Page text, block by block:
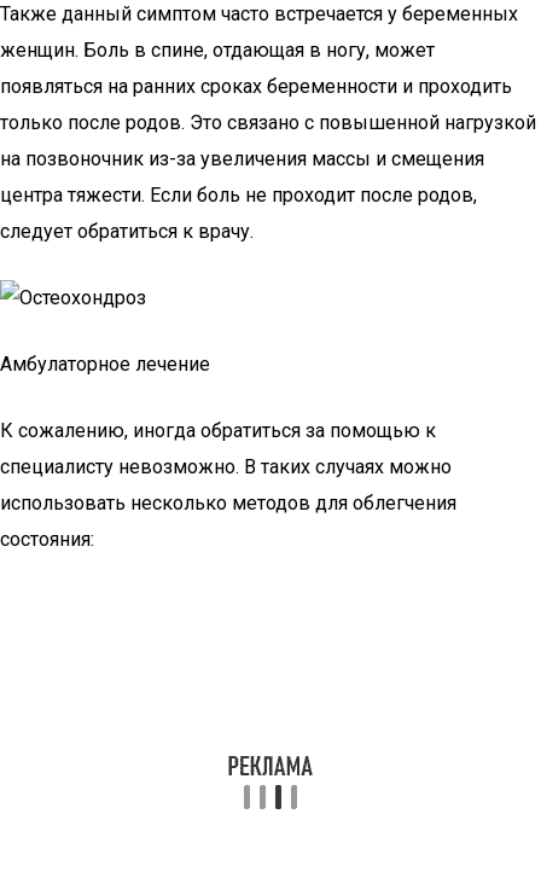
Также данный симптом часто встречается у беременных
женщин. Боль в спине, отдающая в ногу, может
появляться на ранних сроках беременности и проходить
только после родов. Это связано с повышенной нагрузкой
на позвоночник из-за увеличения массы и смещения
центра тяжести. Если боль не проходит после родов,
следует обратиться к врачу.
Амбулаторное лечение
К сожалению, иногда обратиться за помощью к
специалисту невозможно. В таких случаях можно
использовать несколько методов для облегчения
состояния: